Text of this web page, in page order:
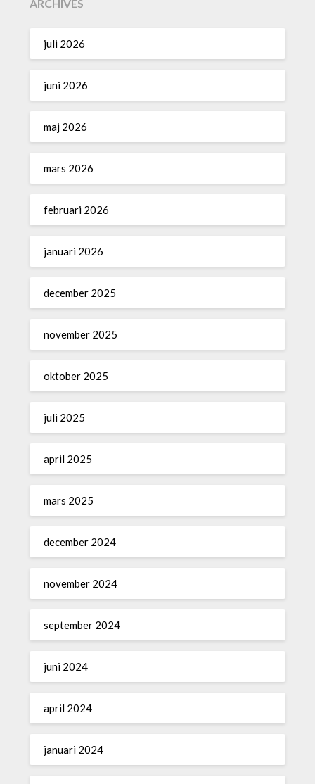
ARCHIVES
juli 2026
juni 2026
maj 2026
mars 2026
februari 2026
januari 2026
december 2025
november 2025
oktober 2025
juli 2025
april 2025
mars 2025
december 2024
november 2024
september 2024
juni 2024
april 2024
januari 2024